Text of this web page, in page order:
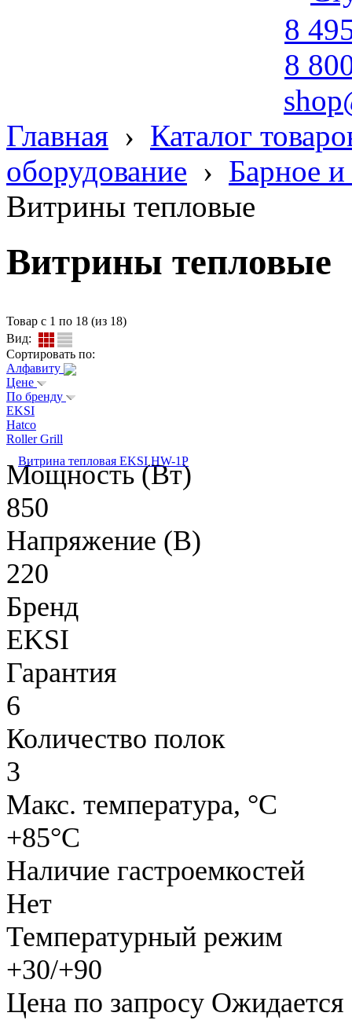
8
8
Главная › Каталог
оборудование › Барное
Витрины тепловые
Витрины тепловые
Товар с 1 по 18 (из 18)
Вид:
Сортировать по:
Алфавиту
Цене
По бренду
EKSI
Hatco
Roller Grill
Витрина тепловая EKSI HW-1P
Мощность (Вт)
850
Напряжение (В)
220
Бренд
EKSI
Гарантия
6
Количество полок
3
Макс. температура, °C
+85°C
Наличие гастроемкостей
Нет
Температурный режим
+30/+90
Цена по запросу Ожидается